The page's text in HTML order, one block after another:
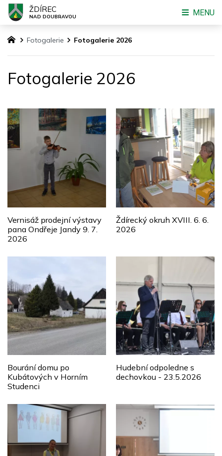
Fotogalerie Fotogalerie 2026
Fotogalerie 2026
Vernisáž prodejní výstavy
pana Ondřeje Jandy 9. 7.
2026
Ždírecký okruh XVIII. 6. 6.
2026
Bourání domu po
Kubátových v Horním
Studenci
Hudební odpoledne s
dechovkou - 23.5.2026
ŽDÍREC
NAD DOUBRAVOU MENU